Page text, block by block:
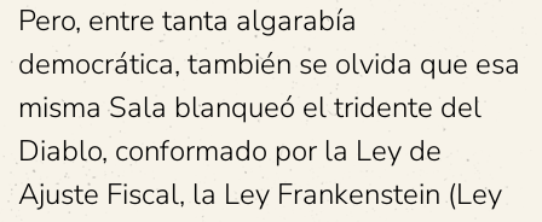
Pero, entre tanta algarabía
democrática, también se olvida que esa
misma Sala blanqueó el tridente del
Diablo, conformado por la Ley de
Ajuste Fiscal, la Ley Frankenstein (Ley